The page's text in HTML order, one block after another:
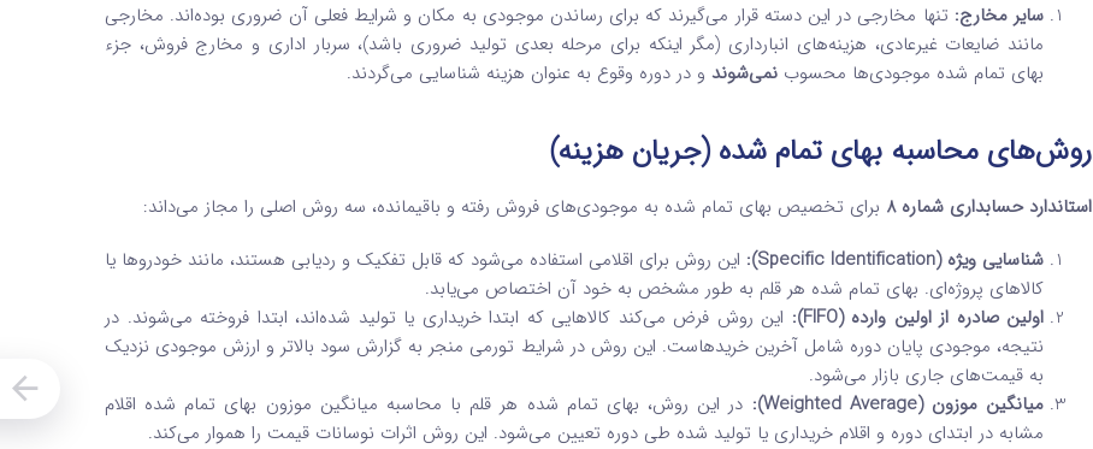
سایر مخارج: تنها مخارجی در این دسته قرار می‌گیرند که برای رساندن موجودی به مکان و شرایط فعلی آن ضروری بوده‌اند. مخارجی
مانند ضایعات غیرعادی، هزینه‌های انبارداری (مگر اینکه برای مرحله بعدی تولید ضروری باشد)، سربار اداری و مخارج فروش، جزء
بهای تمام شده موجودی‌ها محسوب نمی‌شوند و در دوره وقوع به عنوان هزینه شناسایی می‌گردند.
روش‌های محاسبه بهای تمام شده (جریان هزینه)
استاندارد حسابداری شماره 8 برای تخصیص بهای تمام شده به موجودی‌های فروش رفته و باقیمانده، سه روش اصلی را مجاز می‌داند:
شناسایی ویژه (Specific Identification):
این روش برای اقلامی استفاده می‌شود که قابل تفکیک و ردیابی هستند، مانند خودروها یا
کالاهای پروژه‌ای. بهای تمام شده هر قلم به طور مشخص به خود آن اختصاص می‌یابد.
اولین صادره از اولین وارده (FIFO):
این روش فرض می‌کند کالاهایی که ابتدا خریداری یا تولید شده‌اند، ابتدا فروخته می‌شوند. در
نتیجه، موجودی پایان دوره شامل آخرین خریدهاست. این روش در شرایط تورمی منجر به گزارش سود بالاتر و ارزش موجودی نزدیک
به قیمت‌های جاری بازار می‌شود.
میانگین موزون (Weighted Average):
در این روش، بهای تمام شده هر قلم با محاسبه میانگین موزون بهای تمام شده اقلام
مشابه در ابتدای دوره و اقلام خریداری یا تولید شده طی دوره تعیین می‌شود. این روش اثرات نوسانات قیمت را هموار می‌کند.